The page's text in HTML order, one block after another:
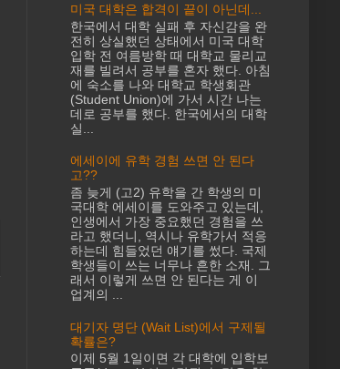
미국 대학은 합격이 끝이 아닌데...
한국에서 대학 실패 후 자신감을 완
전히 상실했던 상태에서 미국 대학
입학 전 여름방학 때 대학교 물리교
재를 빌려서 공부를 혼자 했다. 아침
에 숙소를 나와 대학교 학생회관
(Student Union)에 가서 시간 나는
데로 공부를 했다. 한국에서의 대학
실...
에세이에 유학 경험 쓰면 안 된다
고??
좀 늦게 (고2) 유학을 간 학생의 미
국대학 에세이를 도와주고 있는데,
인생에서 가장 중요했던 경험을 쓰
라고 했더니, 역시나 유학가서 적응
하는데 힘들었던 얘기를 썼다. 국제
학생들이 쓰는 너무나 흔한 소재. 그
래서 이렇게 쓰면 안 된다는 게 이
업계의 ...
대기자 명단 (Wait List)에서 구제될
확률은?
이제 5월 1일이면 각 대학에 입학보